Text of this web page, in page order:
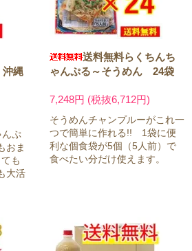
縄
んぷ
おま
も
大活
送料無料らくちんち
ゃんぷる～そうめん 24袋
7,248円 (税抜6,712円)
そうめんチャンプルーがこれ一
つで簡単に作れる!! 1袋に便
利な個食袋が5個（5人前）で
食べたい分だけ使えます。